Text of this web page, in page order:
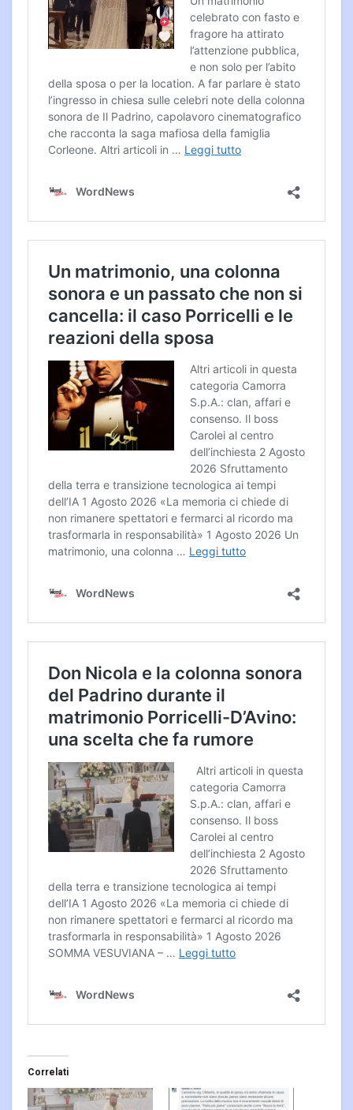
Correlati